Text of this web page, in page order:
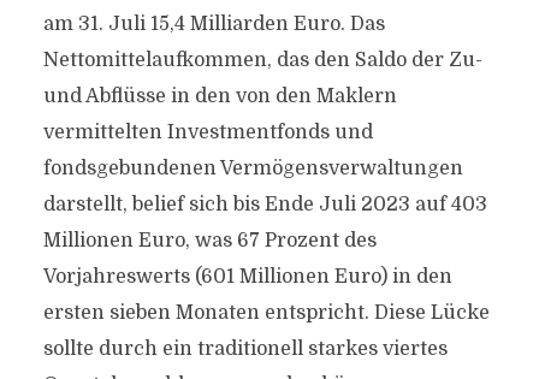
am 31. Juli 15,4 Milliarden Euro. Das
Nettomittelaufkommen, das den Saldo der Zu-
und Abflüsse in den von den Maklern
vermittelten Investmentfonds und
fondsgebundenen Vermögensverwaltungen
darstellt, belief sich bis Ende Juli 2023 auf 403
Millionen Euro, was 67 Prozent des
Vorjahreswerts (601 Millionen Euro) in den
ersten sieben Monaten entspricht. Diese Lücke
sollte durch ein traditionell starkes viertes